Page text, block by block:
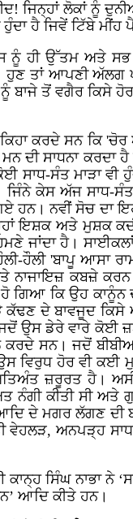
ਜਿਨ੍ਹਾਂ ਲੋਕਾਂ ਨੂੰ
ਹੈ ਜਿਵੇਂ ਟਿੱਬੇ ਮੀਂਹ
ਨੂੰ ਹੀ ਉੱਤਮ ਅਤੇ
ਤਾਂ ਆਪਣੀ ਅੱਲਗ
ਬਾਜੇ ਤੋਂ ਵਗੈਰ ਕਿਸੇ
ਕਰਦੇ ਸਨ ਕਿ 'ਚੋਰ
ਦੀ ਸਾਧਨਾ
ਸਾਧ-ਸੰਤ ਮਾੜਾ
ਕੇਸ ਅੱਜ ਸਾਧ-
ਹਨ। ਨਵੀਂ ਸੋਚ
ਇਸ਼ਕ ਅਤੇ ਮੁਸ਼ਕ
ਜਾਂਦਾ ਹੈ।
ਹੌਲੀ 'ਬਾਪੂ
ਕਬਜ਼ੇ ਕਰਨ
ਗਿਆ ਕਿ ਉਹ
ਦੇ ਬਾਵਜੂਦ ਕਿਸੇ
ਉਸ ਡੇਰੇ ਵਾਰੇ ਕੋਈ
ਸਨ। ਜਦੋਂ
ਵਿਰੁਧ ਹੋਰ ਵੀ
ਜ਼ਰੂਰਤ ਹੈ।
ਕੀਤੀ ਸੀ ਅਤੇ
ਦੇ ਮਗਰ ਲੱਗਣ ਦੀ
ਵੇਹਲੜ, ਅਨਪੜ੍ਹ
ਸਿੰਘ ਨਾਭਾ
ਆਦਿ ਕੀਤੇ ਹਨ।